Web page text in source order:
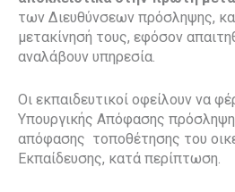
των Διευθύνσεων πρόσληψης,
μετακίνησή τους, εφόσον
αναλάβουν υπηρεσία.
Οι εκπαιδευτικοί οφείλουν να
Υπουργικής Απόφασης
απόφασης τοποθέτησης του
Εκπαίδευσης, κατά περίπτωση.